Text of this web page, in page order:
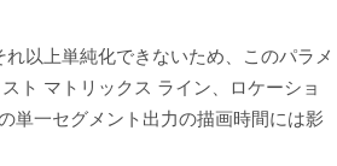
以上単純化できないため、このパラメ
ト マトリックス ライン、ロケーショ
単一セグメント出力の描画時間には影